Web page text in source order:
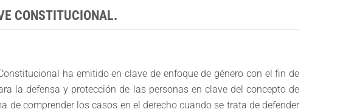
CONSTITUCIONAL.
ha emitido en clave de enfoque de género con el fin de
la defensa y protección de las personas en clave del concepto de
de comprender los casos en el derecho cuando se trata de defender